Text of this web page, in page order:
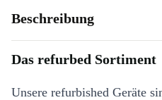
Beschreibung
Das refurbed Sortiment
Unsere refurbished Geräte